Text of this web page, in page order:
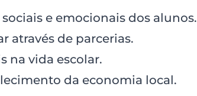
e emocionais dos alunos.
através de parcerias.
na vida escolar.
da economia local.